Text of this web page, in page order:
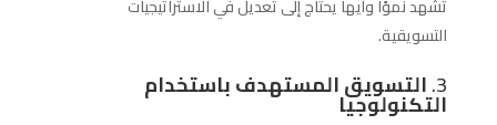
تشهد نموًا وأيها يحتاج إلى تعديل في الاستراتيجيات
التسويقية.
3. التسويق المستهدف باستخدام
التكنولوجيا